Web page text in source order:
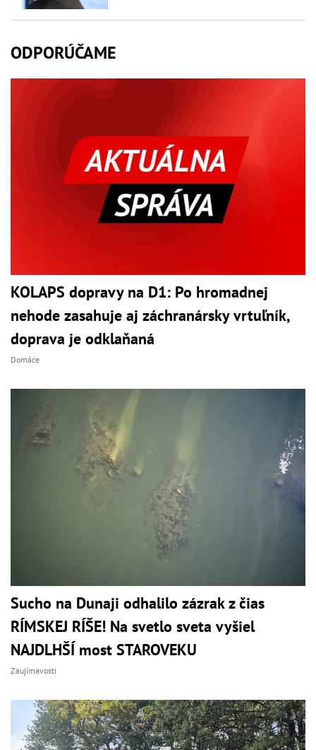
ODPORÚČAME
KOLAPS dopravy na D1: Po hromadnej
nehode zasahuje aj záchranársky vrtuľník,
doprava je odklaňaná
Domáce
Sucho na Dunaji odhalilo zázrak z čias
RÍMSKEJ RÍŠE! Na svetlo sveta vyšiel
NAJDLHŠÍ most STAROVEKU
Zaujímavosti